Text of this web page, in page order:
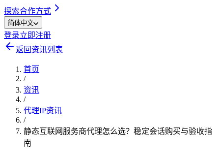
探索合作方式
简体中文
登录立即注册
返回资讯列表
首页
/
资讯
/
代理IP资讯
/
静态互联网服务商代理怎么选？稳定会话购买与验收指
南